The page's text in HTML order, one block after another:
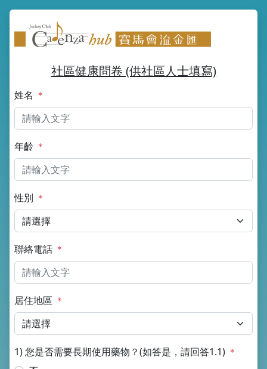
社區健康問卷 (供社區人士填寫)
姓名 ＊
年齡 ＊
性別 ＊
聯絡電話 ＊
居住地區 ＊
1) 您是否需要長期使用藥物？(如答是，請回答1.1) ＊